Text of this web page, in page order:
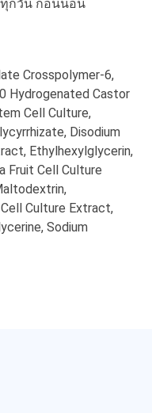
ทุกวัน ก่อนนอน
Crosspolymer-6,
Hydrogenated Castor
Cell Culture,
Disodium
Ethylhexylglycerin,
Fruit Cell Culture
Culture Extract,
Sodium